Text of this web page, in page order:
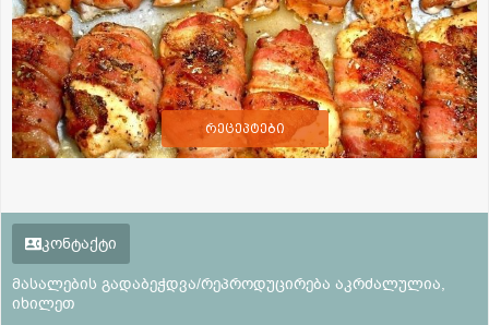
რეცეპტები
კონტაქტი
მასალების გადაბეჭდვა/რეპროდუცირება აკრძალულია,
იხილეთ